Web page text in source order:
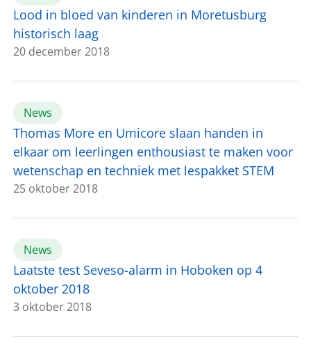
Lood in bloed van kinderen in Moretusburg
historisch laag
20 december 2018
News
Thomas More en Umicore slaan handen in
elkaar om leerlingen enthousiast te maken voor
wetenschap en techniek met lespakket STEM
25 oktober 2018
News
Laatste test Seveso-alarm in Hoboken op 4
oktober 2018
3 oktober 2018